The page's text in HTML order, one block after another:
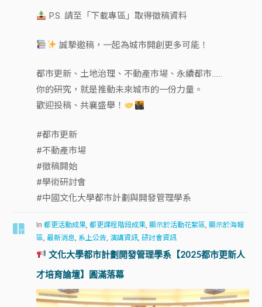
P.S. 請至「下載專區」取得徵稿資料
誠摯邀稿，一起為城市開創更多可能！
都市更新、土地治理、不動產市場、永續都市……
你的研究，就是推動未來城市的一份力量。
歡迎投稿、共襄盛舉！
#都市更新
#不動產市場
#徵稿開始
#學術研討會
#中國文化大學都市計劃與開發管理學系
In都更活動成果 ,都更課程階段成果 ,顯示於活動花絮區 ,顯示於海報
區 ,最新消息 系上公告 演講資訊 ,研討會資訊
文化大學都市計劃開發管理學系【2025都市更新人
才培育論壇】圓滿落幕